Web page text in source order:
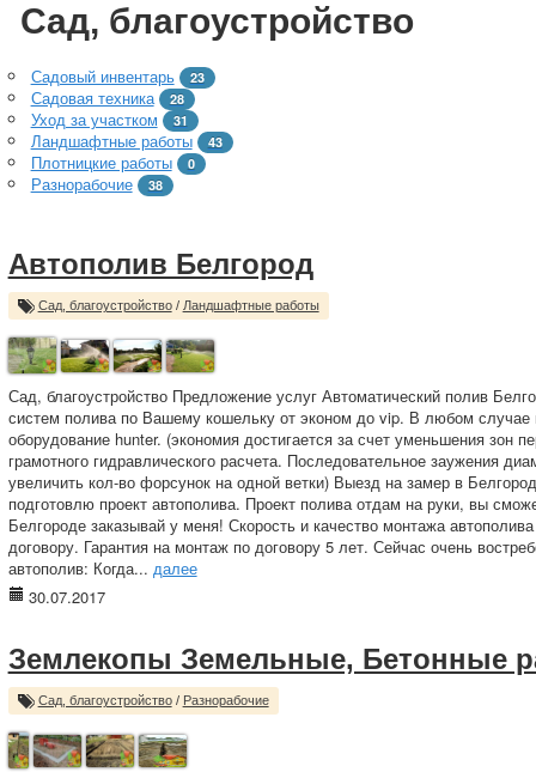
Сад, благоустройство
Садовый инвентарь 23
Садовая техника 28
Уход за участком 31
Ландшафтные работы 43
Плотницкие работы 0
Разнорабочие 38
Автополив Белгород
Сад, благоустройство/ Ландшафтные работы
Сад, благоустройство Предложение услуг Автоматический полив
систем полива по Вашему кошельку от эконом до vip. В любом случае
оборудование hunter. (экономия достигается за счет уменьшения зон
грамотного гидравлического расчета. Последовательное заужения
увеличить кол-во форсунок на одной ветки) Выезд на замер в
подготовлю проект автополива. Проект полива отдам на руки, вы
Белгороде заказывай у меня! Скорость и качество монтажа
договору. Гарантия на монтаж по договору 5 лет. Сейчас очень
автополив: Когда... далее
30.07.2017
Землекопы Земельные, Бетонные
Сад, благоустройство/ Разнорабочие